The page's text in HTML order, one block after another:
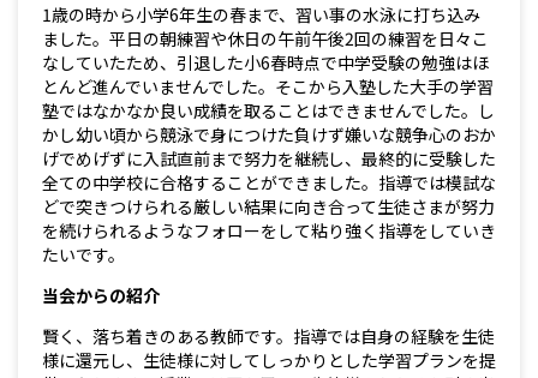
1歳の時から小学6年生の春まで、習い事の水泳に打ち込み
ました。平日の朝練習や休日の午前午後2回の練習を日々こ
なしていたため、引退した小6春時点で中学受験の勉強はほ
とんど進んでいませんでした。そこから入塾した大手の学習
塾ではなかなか良い成績を取ることはできませんでした。し
かし幼い頃から競泳で身につけた負けず嫌いな競争心のおか
げでめげずに入試直前まで努力を継続し、最終的に受験した
全ての中学校に合格することができました。指導では模試な
どで突きつけられる厳しい結果に向き合って生徒さまが努力
を続けられるようなフォローをして粘り強く指導をしていき
たいです。
当会からの紹介
賢く、落ち着きのある教師です。指導では自身の経験を生徒
様に還元し、生徒様に対してしっかりとした学習プランを提